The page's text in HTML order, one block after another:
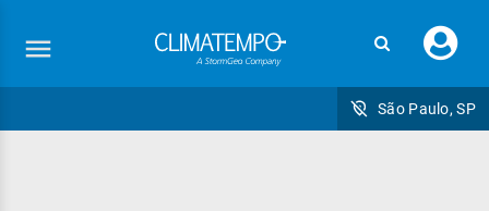
seu
São Paulo, SP